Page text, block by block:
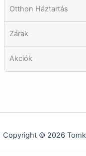
Otthon Háztartás
Zárak
Akciók
Copyright © 2026